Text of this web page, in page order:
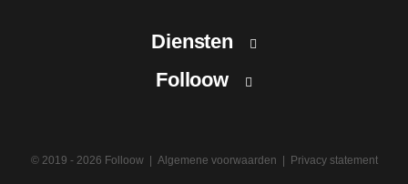
Diensten
Op avontuur
Bescherm jouw dierbaren
Folloow
Voor wie
© 2019 - 2026 Folloow Algemene voorwaarden Privacy statement